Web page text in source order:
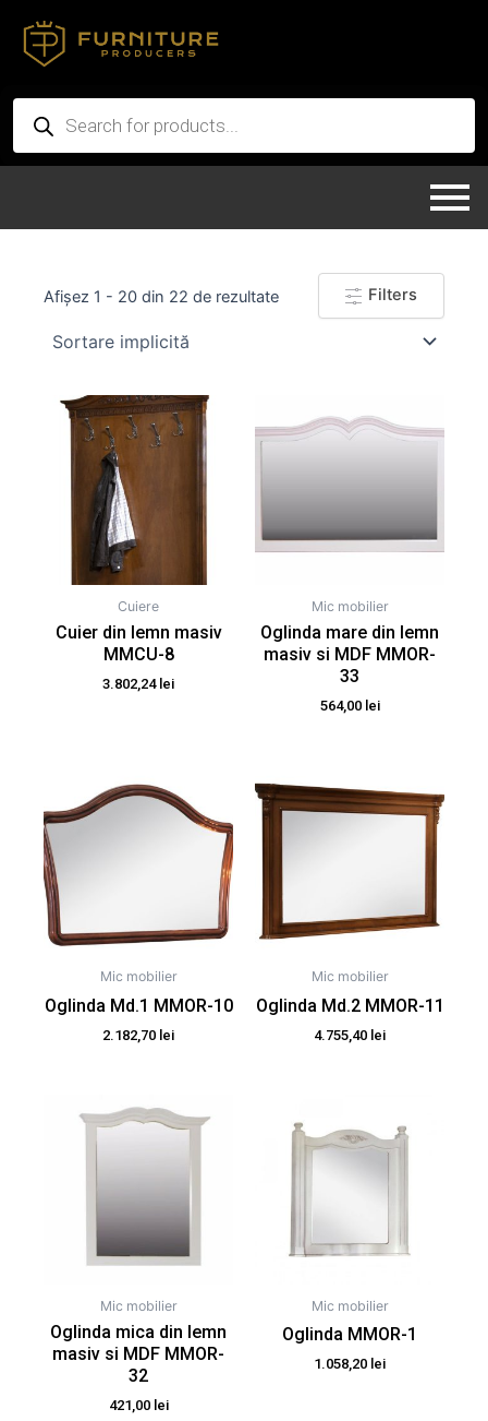
content
Products
search
Filters
Afișez 1 - 20 din 22 de rezultate
Cuiere
Cuier din lemn masiv
MMCU-8
3.802,24 lei
Mic mobilier
Oglinda mare din lemn
masiv si MDF MMOR-
33
564,00 lei
Mic mobilier
Oglinda Md.1 MMOR-10
2.182,70 lei
Mic mobilier
Oglinda Md.2 MMOR-11
4.755,40 lei
Mic mobilier
Oglinda mica din lemn
masiv si MDF MMOR-
32
421,00 lei
Mic mobilier
Oglinda MMOR-1
1.058,20 lei